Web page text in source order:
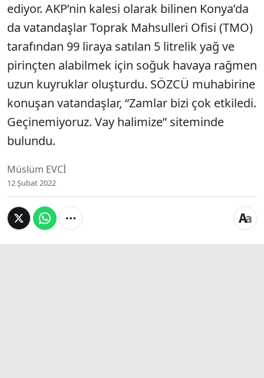
ediyor. AKP’nin kalesi olarak bilinen Konya’da
da vatandaşlar Toprak Mahsulleri Ofisi (TMO)
tarafından 99 liraya satılan 5 litrelik yağ ve
pirinçten alabilmek için soğuk havaya rağmen
uzun kuyruklar oluşturdu. SÖZCÜ muhabirine
konuşan vatandaşlar, “Zamlar bizi çok etkiledi.
Geçinemiyoruz. Vay halimize” siteminde
bulundu.
Müslüm EVCİ
12 Şubat 2022